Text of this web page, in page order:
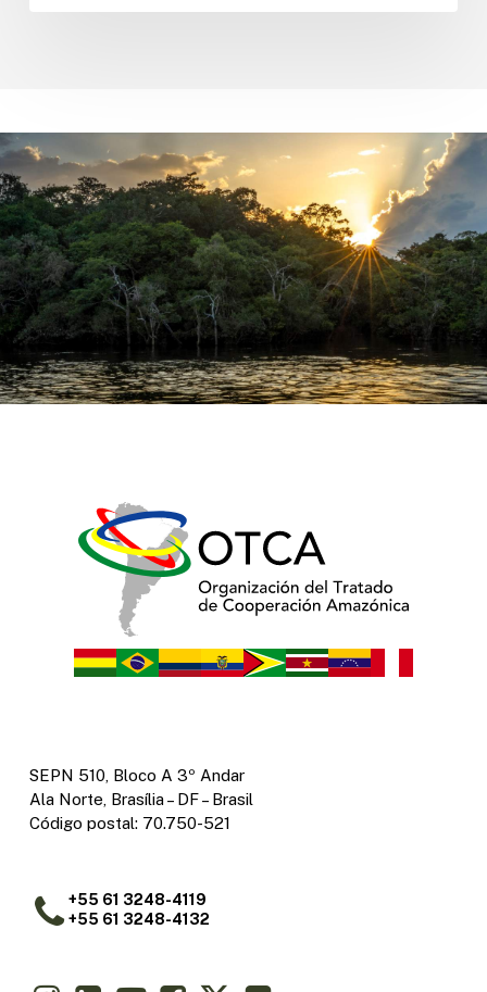
SEPN 510, Bloco A 3º Andar
Ala Norte, Brasília – DF – Brasil
Código postal: 70.750-521
+55 61 3248-4119
+55 61 3248-4132